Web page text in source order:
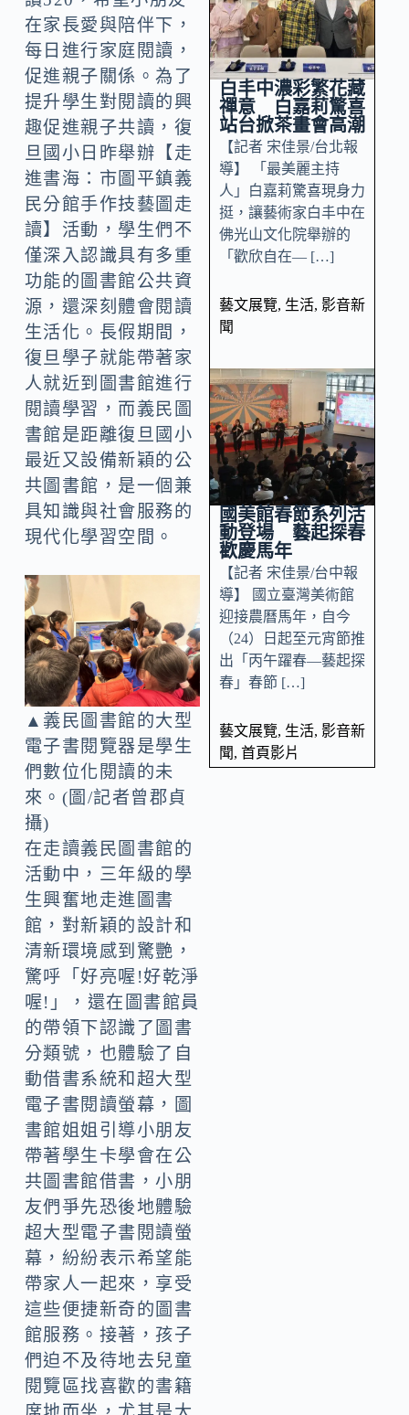
在家長愛與陪伴下，
每日進行家庭閱讀，
促進親子關係。為了
提升學生對閱讀的興
趣促進親子共讀，復
旦國小日昨舉辦【走
進書海：市圖平鎮義
民分館手作技藝圖走
讀】活動，學生們不
僅深入認識具有多重
功能的圖書館公共資
源，還深刻體會閱讀
生活化。長假期間，
復旦學子就能帶著家
人就近到圖書館進行
閱讀學習，而義民圖
書館是距離復旦國小
最近又設備新穎的公
共圖書館，是一個兼
具知識與社會服務的
現代化學習空間。
▲義民圖書館的大型
電子書閱覽器是學生
們數位化閱讀的未
來。(圖/記者曾郡貞
攝)
在走讀義民圖書館的
活動中，三年級的學
生興奮地走進圖書
館，對新穎的設計和
清新環境感到驚艷，
驚呼「好亮喔!好乾淨
喔!」，還在圖書館員
的帶領下認識了圖書
分類號，也體驗了自
動借書系統和超大型
電子書閱讀螢幕，圖
書館姐姐引導小朋友
帶著學生卡學會在公
共圖書館借書，小朋
友們爭先恐後地體驗
超大型電子書閱讀螢
幕，紛紛表示希望能
帶家人一起來，享受
這些便捷新奇的圖書
館服務。接著，孩子
們迫不及待地去兒童
閱覽區找喜歡的書籍
白丰中濃彩繁花藏
禪意 白嘉莉驚喜
站台掀茶畫會高潮
【記者 宋佳景/台北報
導】 「最美麗主持
人」白嘉莉驚喜現身力
挺，讓藝術家白丰中在
佛光山文化院舉辦的
「歡欣自在— […]
藝文展覽, 生活, 影音新
聞
國美館春節系列活
動登場 藝起探春
歡慶馬年
【記者 宋佳景/台中報
導】 國立臺灣美術館
迎接農曆馬年，自今
（24）日起至元宵節推
出「丙午躍春—藝起探
春」春節 […]
藝文展覽, 生活, 影音新
聞, 首頁影片